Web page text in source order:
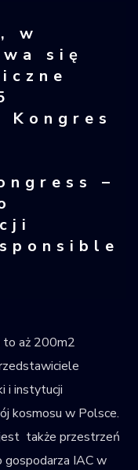
w
się
Kongres
–
to aż 200m2
i instytucji
kosmosu w Polsce.
także przestrzeń
gospodarza IAC w